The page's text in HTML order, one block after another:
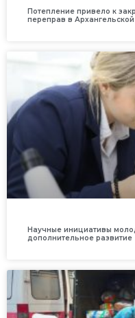
Потепление привело к
переправ в Архангельской
Научные инициативы
дополнительное развитие